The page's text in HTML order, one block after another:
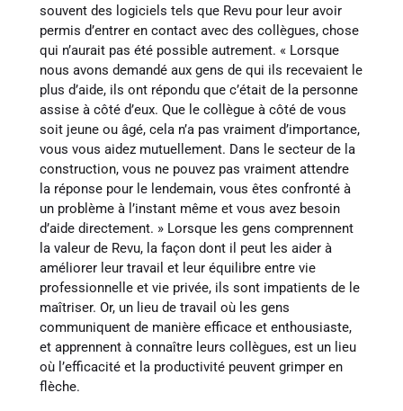
souvent des logiciels tels que Revu pour leur avoir
permis d’entrer en contact avec des collègues, chose
qui n’aurait pas été possible autrement. « Lorsque
nous avons demandé aux gens de qui ils recevaient le
plus d’aide, ils ont répondu que c’était de la personne
assise à côté d’eux. Que le collègue à côté de vous
soit jeune ou âgé, cela n’a pas vraiment d’importance,
vous vous aidez mutuellement. Dans le secteur de la
construction, vous ne pouvez pas vraiment attendre
la réponse pour le lendemain, vous êtes confronté à
un problème à l’instant même et vous avez besoin
d’aide directement. » Lorsque les gens comprennent
la valeur de Revu, la façon dont il peut les aider à
améliorer leur travail et leur équilibre entre vie
professionnelle et vie privée, ils sont impatients de le
maîtriser. Or, un lieu de travail où les gens
communiquent de manière efficace et enthousiaste,
et apprennent à connaître leurs collègues, est un lieu
où l’efficacité et la productivité peuvent grimper en
flèche.